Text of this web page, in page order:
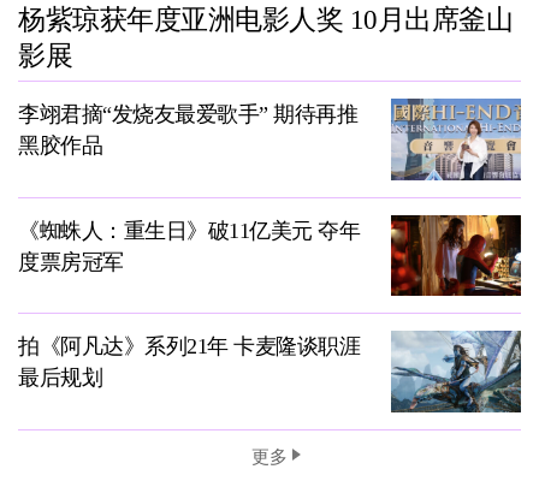
杨紫琼获年度亚洲电影人奖 10月出席釜山
影展
李翊君摘“发烧友最爱歌手” 期待再推
黑胶作品
《蜘蛛人：重生日》破11亿美元 夺年
度票房冠军
拍《阿凡达》系列21年 卡麦隆谈职涯
最后规划
更多